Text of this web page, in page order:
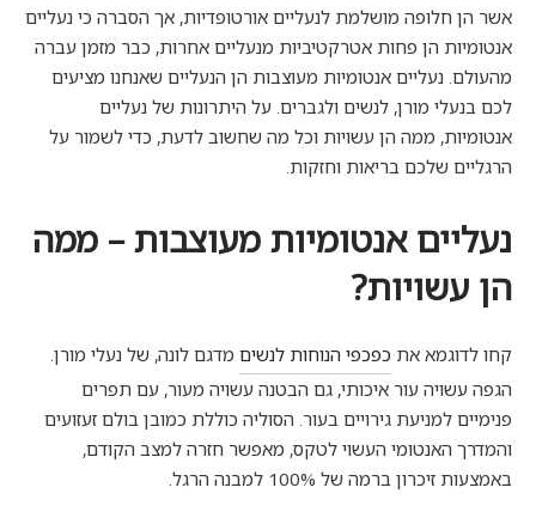
אשר הן חלופה מושלמת לנעליים אורטופדיות, אך הסברה כי נעליים
אנטומיות הן פחות אטרקטיביות מנעליים אחרות, כבר מזמן עברה
מהעולם. נעליים אנטומיות מעוצבות הן הנעליים שאנחנו מציעים
לכם בנעלי מורן, לנשים ולגברים. על היתרונות של נעליים
אנטומיות, ממה הן עשויות וכל מה שחשוב לדעת, כדי לשמור על
הרגליים שלכם בריאות וחזקות.
נעליים אנטומיות מעוצבות – ממה
הן עשויות?
קחו לדוגמא את כפכפי הנוחות לנשים מדגם לונה, של נעלי מורן.
הגפה עשויה עור איכותי, גם הבטנה עשויה מעור, עם תפרים
פנימיים למניעת גירויים בעור. הסוליה כוללת כמובן בולם זעזועים
והמדרך האנטומי העשוי לטקס, מאפשר חזרה למצב הקודם,
באמצעות זיכרון ברמה של 100% למבנה הרגל.